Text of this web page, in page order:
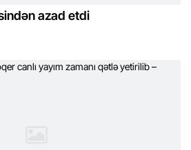
azad etdi